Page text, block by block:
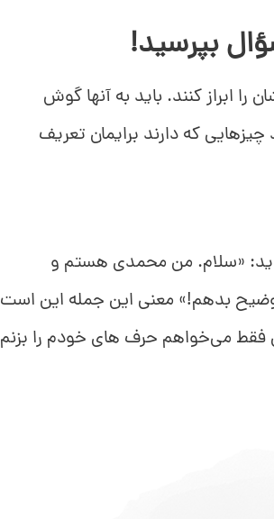
بپرسید!
ابراز کنند. باید به آنها گوش
که دارند برایمان تعریف
«سلام. من محمدی هستم و
بدهم!» معنی این جمله این است
می‌خواهم حرف های خودم را بزنم